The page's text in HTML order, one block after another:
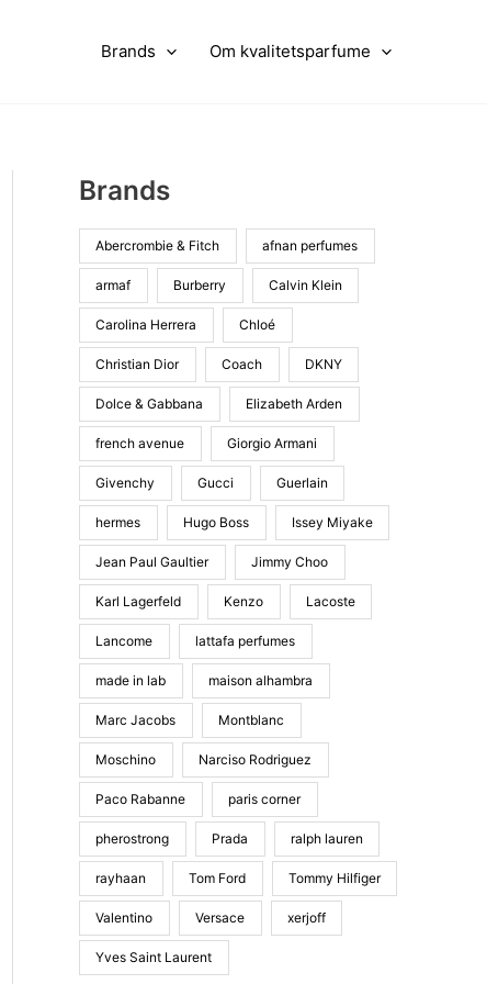
Brands Om kvalitetsparfume
Brands
Abercrombie & Fitch afnan perfumes
armaf Burberry Calvin Klein
Carolina Herrera Chloé
Christian Dior Coach DKNY
Dolce & Gabbana Elizabeth Arden
french avenue Giorgio Armani
Givenchy Gucci Guerlain
hermes Hugo Boss Issey Miyake
Jean Paul Gaultier Jimmy Choo
Karl Lagerfeld Kenzo Lacoste
Lancome lattafa perfumes
made in lab maison alhambra
Marc Jacobs Montblanc
Moschino Narciso Rodriguez
Paco Rabanne paris corner
pherostrong Prada ralph lauren
rayhaan Tom Ford Tommy Hilfiger
Valentino Versace xerjoff
Yves Saint Laurent